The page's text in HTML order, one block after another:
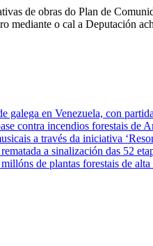
de obras do Plan de
o cal a Deputación
en Venezuela, con
contra incendios forestais de
a través da iniciativa
a sinalización das 52
de plantas forestais de alta